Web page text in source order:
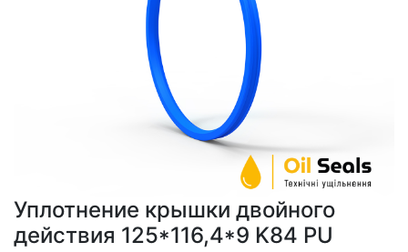
Уплотнение крышки двойного
действия 125*116,4*9 K84 PU